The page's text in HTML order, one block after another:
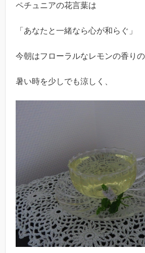
ペチュニアの花言葉は
「あなたと一緒なら心が和らぐ」
今朝はフローラルなレモンの香り
暑い時を少しでも涼しく、